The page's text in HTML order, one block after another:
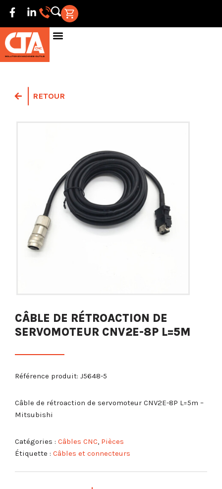
RETOUR
CÂBLE DE RÉTROACTION DE
SERVOMOTEUR CNV2E-8P L=5M
Référence produit: J5648-5
Câble de rétroaction de servomoteur CNV2E-8P L=5m –
Mitsubishi
Catégories : Câbles CNC, Pièces
Étiquette : Câbles et connecteurs